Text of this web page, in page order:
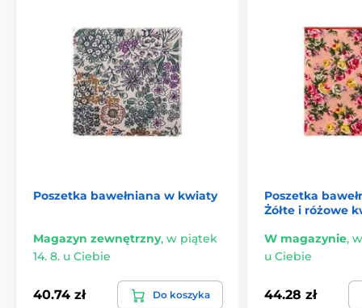
Poszetka bawełniana w kwiaty
Magazyn zewnętrzny, w piątek
14. 8. u Ciebie
40.74 zł Do koszyka
Poszetka
Żółte i różowe
W magazynie,
u Ciebie
44.28 zł